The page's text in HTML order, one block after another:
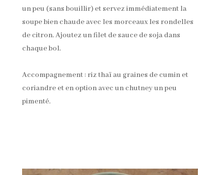
un peu (sans bouillir) et servez immédiatement la
soupe bien chaude avec les morceaux les rondelles
de citron. Ajoutez un filet de sauce de soja dans
chaque bol.
Accompagnement : riz thaï au graines de cumin et
coriandre et en option avec un chutney un peu
pimenté.